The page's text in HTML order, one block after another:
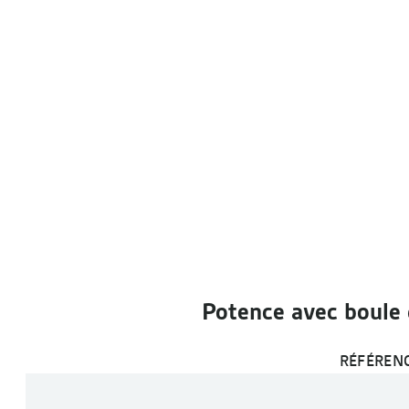
Potence avec